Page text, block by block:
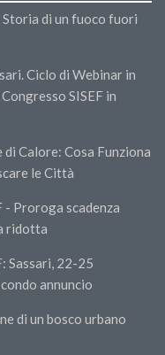
di un fuoco fuori
Ciclo di Webinar in
SISEF in
di Calore: Cosa Funziona
le Città
- Proroga scadenza
ridotta
Sassari, 22-25
annuncio
di un bosco urbano